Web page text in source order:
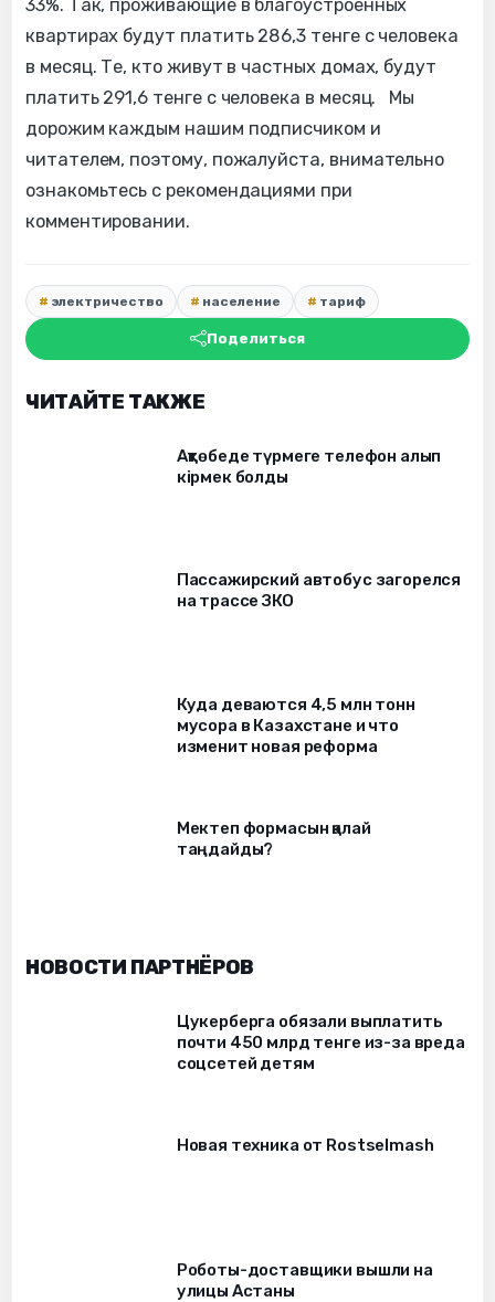
33%. Так, проживающие в благоустроенных
квартирах будут платить 286,3 тенге с человека
в месяц. Те, кто живут в частных домах, будут
платить 291,6 тенге с человека в месяц. Мы
дорожим каждым нашим подписчиком и
читателем, поэтому, пожалуйста, внимательно
ознакомьтесь с рекомендациями при
комментировании.
электричество население тариф
Поделиться
ЧИТАЙТЕ ТАКЖЕ
Ақтөбеде түрмеге телефон алып
кірмек болды
Пассажирский автобус загорелся
на трассе ЗКО
Куда деваются 4,5 млн тонн
мусора в Казахстане и что
изменит новая реформа
Мектеп формасын қалай
таңдайды?
НОВОСТИ ПАРТНЁРОВ
Цукерберга обязали выплатить
почти 450 млрд тенге из-за вреда
соцсетей детям
Новая техника от Rostselmash
Роботы-доставщики вышли на
улицы Астаны